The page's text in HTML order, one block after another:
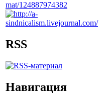
RSS
Навигация